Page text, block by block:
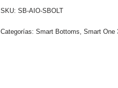
SKU: SB-AIO-SBOLT
Categorías: Smart Bottoms Smart One